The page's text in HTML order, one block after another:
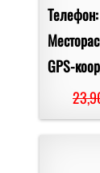
Телефон:
GPS-